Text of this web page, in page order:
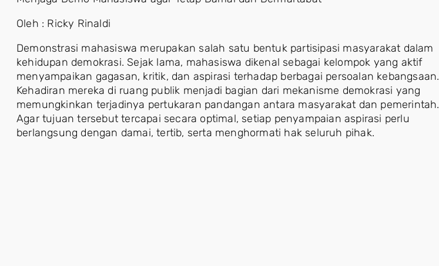
Oleh : Ricky Rinaldi
Demonstrasi mahasiswa merupakan salah satu bentuk partisipasi masyarakat dalam
kehidupan demokrasi. Sejak lama, mahasiswa dikenal sebagai kelompok yang aktif
menyampaikan gagasan, kritik, dan aspirasi terhadap berbagai persoalan kebangsaan.
Kehadiran mereka di ruang publik menjadi bagian dari mekanisme demokrasi yang
memungkinkan terjadinya pertukaran pandangan antara masyarakat dan pemerintah.
Agar tujuan tersebut tercapai secara optimal, setiap penyampaian aspirasi perlu
berlangsung dengan damai, tertib, serta menghormati hak seluruh pihak.